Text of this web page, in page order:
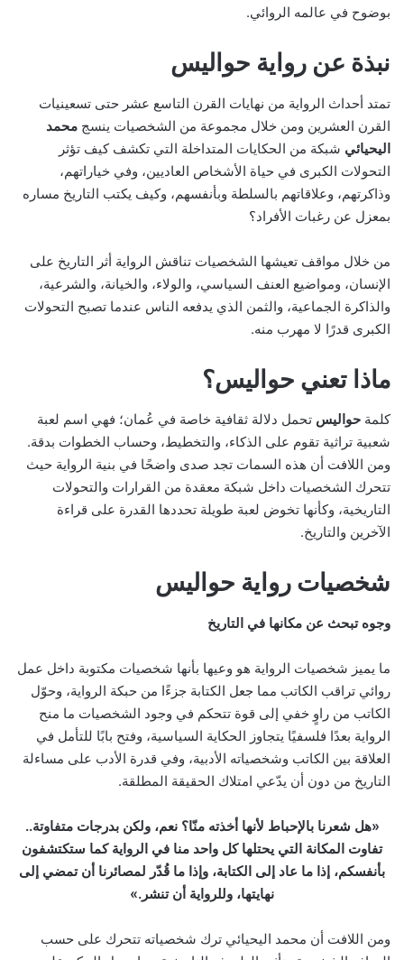
بوضوح في عالمه الروائي.
نبذة عن رواية حواليس
تمتد أحداث الرواية من نهايات القرن التاسع عشر حتى تسعينيات
القرن العشرين ومن خلال مجموعة من الشخصيات ينسج محمد
اليحيائي شبكة من الحكايات المتداخلة التي تكشف كيف تؤثر
التحولات الكبرى في حياة الأشخاص العاديين، وفي خياراتهم،
وذاكرتهم، وعلاقاتهم بالسلطة وبأنفسهم، وكيف يكتب التاريخ مساره
بمعزل عن رغبات الأفراد؟
من خلال مواقف تعيشها الشخصيات تناقش الرواية أثر التاريخ على
الإنسان، ومواضيع العنف السياسي، والولاء، والخيانة، والشرعية،
والذاكرة الجماعية، والثمن الذي يدفعه الناس عندما تصبح التحولات
الكبرى قدرًا لا مهرب منه.
ماذا تعني حواليس؟
كلمة حواليس تحمل دلالة ثقافية خاصة في عُمان؛ فهي اسم لعبة
شعبية تراثية تقوم على الذكاء، والتخطيط، وحساب الخطوات بدقة.
ومن اللافت أن هذه السمات تجد صدى واضحًا في بنية الرواية حيث
تتحرك الشخصيات داخل شبكة معقدة من القرارات والتحولات
التاريخية، وكأنها تخوض لعبة طويلة تحددها القدرة على قراءة
الآخرين والتاريخ.
شخصيات رواية حواليس
وجوه تبحث عن مكانها في التاريخ
ما يميز شخصيات الرواية هو وعيها بأنها شخصيات مكتوبة داخل عمل
روائي تراقب الكاتب مما جعل الكتابة جزءًا من حبكة الرواية، وحوّل
الكاتب من راوٍ خفي إلى قوة تتحكم في وجود الشخصيات ما منح
الرواية بعدًا فلسفيًا يتجاوز الحكاية السياسية، وفتح بابًا للتأمل في
العلاقة بين الكاتب وشخصياته الأدبية، وفي قدرة الأدب على مساءلة
التاريخ من دون أن يدّعي امتلاك الحقيقة المطلقة.
«هل شعرنا بالإحباط لأنها أخذته منّا؟ نعم، ولكن بدرجات متفاوتة..
تفاوت المكانة التي يحتلها كل واحد منا في الرواية كما ستكتشفون
بأنفسكم، إذا ما عاد إلى الكتابة، وإذا ما قُدّر لمصائرنا أن تمضي إلى
نهايتها، وللرواية أن تنشر.»
ومن اللافت أن محمد اليحيائي ترك شخصياته تتحرك على حسب